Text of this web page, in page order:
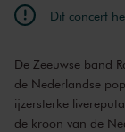
Dit concert
De Zeeuwse band
de Nederlandse
ijzersterke
de kroon van de